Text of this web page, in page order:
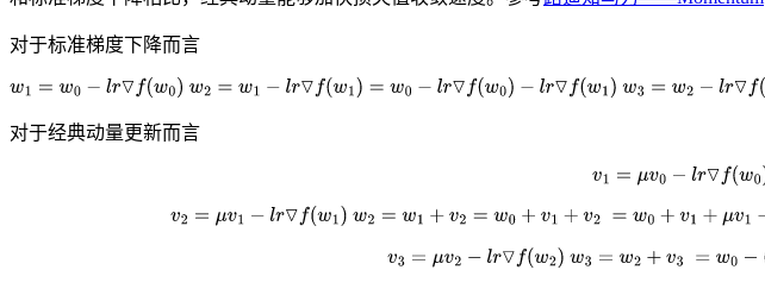
对于标准梯度下降而言
对于经典动量更新而言